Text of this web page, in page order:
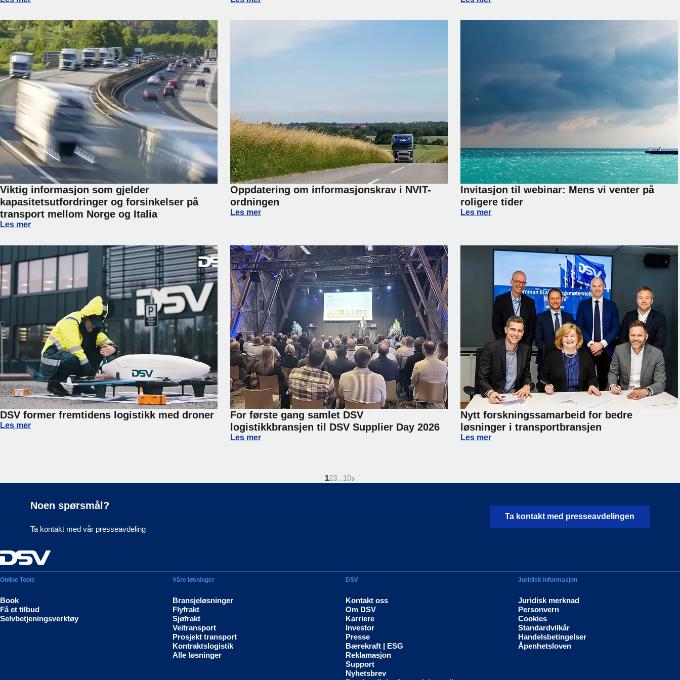
Viktig informasjon som gjelder
kapasitetsutfordringer og forsinkelser på
transport mellom Norge og Italia
Viktig informasjon som gjelder kapasitetsutfordringer og forsinkelser på transport mellom Norge og Italia
Les mer
Oppdatering om informasjonskrav i NVIT-
ordningen
Oppdatering om informasjonskrav i NVIT-ordningen
Les mer
Invitasjon til webinar: Mens vi venter på
roligere tider
Invitasjon til webinar: Mens vi venter på roligere tider
Les mer
DSV former fremtidens logistikk med droner
DSV former fremtidens logistikk med droner
Les mer
For første gang samlet DSV
logistikkbransjen til DSV Supplier Day 2026
For første gang samlet DSV logistikkbransjen til DSV Supplier Day 2026
Les mer
Nytt forskningssamarbeid for bedre
løsninger i transportbransjen
Nytt forskningssamarbeid for bedre løsninger i
Les mer
Denne side er
1Gå til siden
2Gå til siden
3...Gå til siden
10Neste side
Noen spørsmål?
Ta kontakt med vår presseavdeling
Ta kontakt med presseavdelingen
Online Tools
Book
Få et tilbud
Selvbetjeningsverktøy
Våre løsninger
Bransjeløsninger
Flyfrakt
Sjøfrakt
Veitransport
Prosjekt transport
Kontraktslogistik
Alle løsninger
DSV
Kontakt oss
Om DSV
Karriere
Investor
Presse
Bærekraft | ESG
Reklamasjon
Support
Nyhetsbrev
Juridisk informasjon
Juridisk merknad
Personvern
Cookies
Standardvilkår
Handelsbetingelser
Åpenhetsloven